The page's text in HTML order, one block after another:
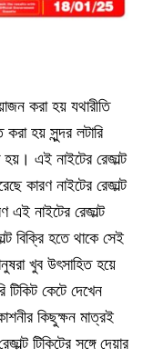
করা হয় যথারীতি
হয় সুন্দর লটারি
হয়। এই নাইটের রেজাল্ট
কারণ নাইটের রেজাল্ট
এই নাইটের রেজাল্ট
বিক্রি হতে থাকে সেই
খুব উৎসাহিত হয়ে
কেটে দেখেন
কিছুক্ষন মাত্রই
টিকিটের সঙ্গে দেয়ার